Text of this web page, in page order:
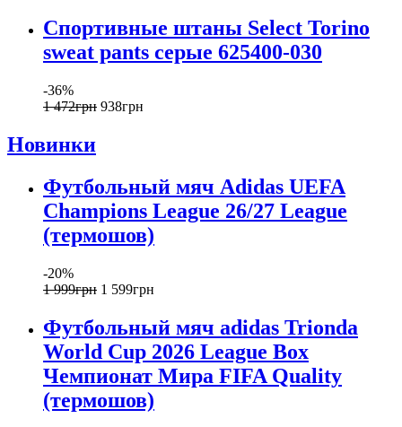
Спортивные штаны Select Torino
sweat pants серые 625400-030
-36%
1 472грн 938грн
Новинки
Футбольный мяч Adidas UEFA
Champions League 26/27 League
(термошов)
-20%
1 999грн 1 599грн
Футбольный мяч adidas Trionda
World Cup 2026 League Box
Чемпионат Мира FIFA Quality
(термошов)